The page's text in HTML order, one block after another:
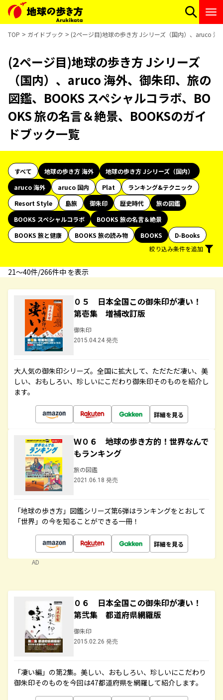
TOP ガイドブック (2ページ目)地球の歩き方 Jシリーズ（国内）、aruco 海
(2ページ目)地球の歩き方 Jシリーズ
（国内）、aruco 海外、御朱印、旅の
図鑑、BOOKS スペシャルコラボ、BO
OKS 旅の名言＆絶景、BOOKSのガイ
ドブック一覧
すべて 地球の歩き方 海外
地球の歩き方 Jシリーズ（国内）
aruco 海外
aruco 国内 Plat
ランキング&テクニック
Resort Style
島旅 御朱印 歴史時代
旅の図鑑
BOOKS スペシャルコラボ
BOOKS 旅の名言＆絶景
BOOKS 旅と健康
BOOKS 旅の読み物 BOOKS
D-Books
絞り込み条件を追加
21〜40件/266件中 を表示
０５ 日本全国この御朱印が凄い！
第壱集 増補改訂版
御朱印
2015.04.24 発売
大人気の御朱印シリーズ。全国に拡大して、ただただ凄い、美
しい、おもしろい、珍しいにこだわり御朱印そのものを紹介し
ます。
詳細を見る
Ｗ０６ 地球の歩き方的！世界なんで
もランキング
旅の図鑑
2021.06.18 発売
「地球の歩き方」図鑑シリーズ第6弾はランキングをとおして
「世界」の今を知ることができる一冊！
詳細を見る
AD
０６ 日本全国この御朱印が凄い！
第弐集 都道府県網羅版
御朱印
2015.02.26 発売
「凄い編」の第2集。美しい、おもしろい、珍しいにこだわり
御朱印そのものを今回は47都道府県を網羅して紹介します。